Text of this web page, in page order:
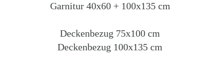
Garnitur 40x60 + 100x135 cm
Deckenbezug 75x100 cm
Deckenbezug 100x135 cm